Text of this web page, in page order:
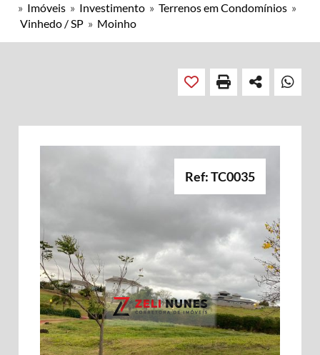
» Imóveis » Investimento » Terrenos em Condomínios »
Vinhedo / SP » Moinho
Ref: TC0035